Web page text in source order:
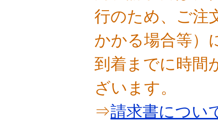
行のため、ご注
かかる場合等）
到着までに時間
ざいます。
⇒請求書につい